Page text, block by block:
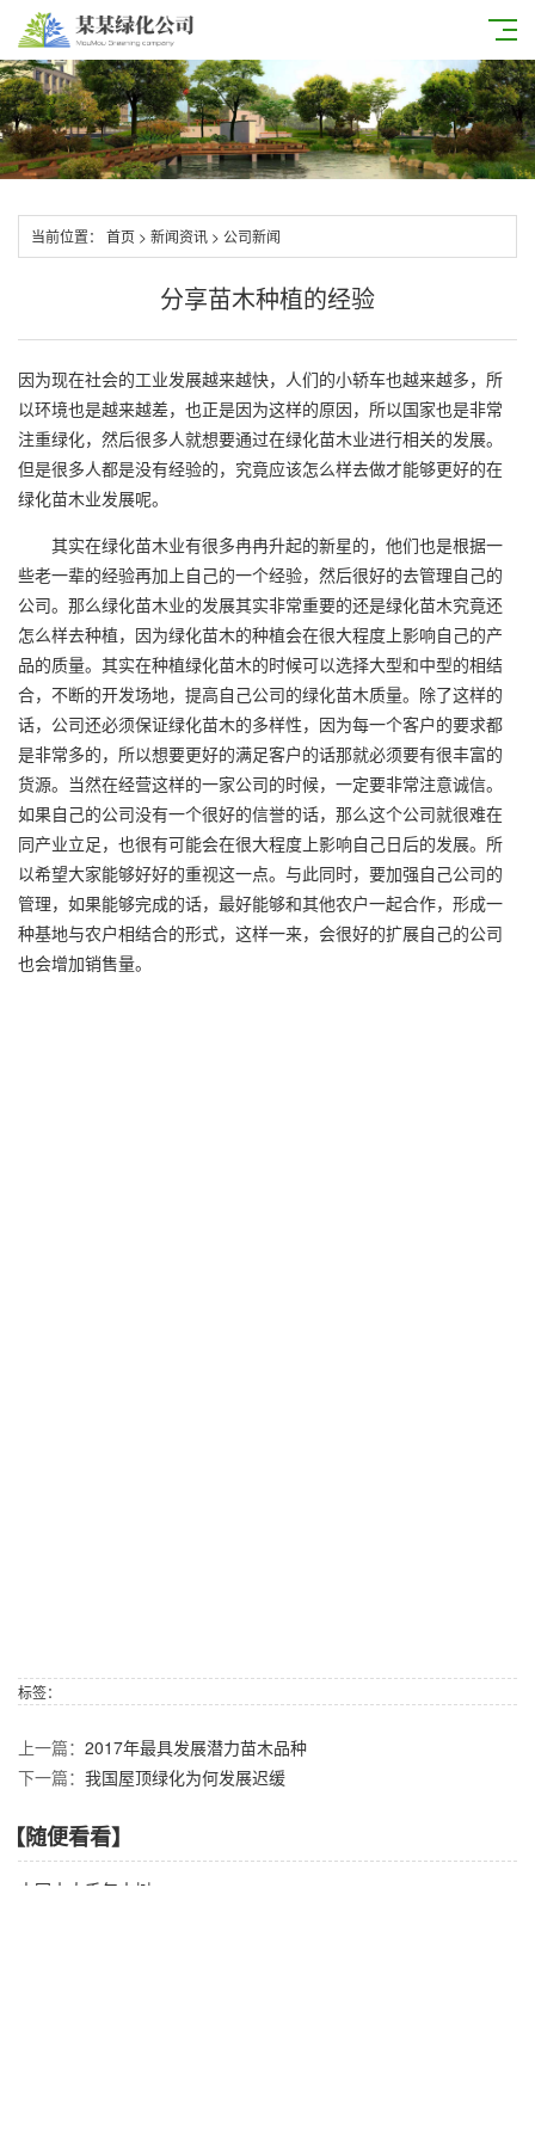
当前位置： 首页 > 新闻资讯 > 公司新闻
分享苗木种植的经验
因为现在社会的工业发展越来越快，人们的小轿车也越来越多，所
以环境也是越来越差，也正是因为这样的原因，所以国家也是非常
注重绿化，然后很多人就想要通过在绿化苗木业进行相关的发展。
但是很多人都是没有经验的，究竟应该怎么样去做才能够更好的在
绿化苗木业发展呢。
其实在绿化苗木业有很多冉冉升起的新星的，他们也是根据一
些老一辈的经验再加上自己的一个经验，然后很好的去管理自己的
公司。那么绿化苗木业的发展其实非常重要的还是绿化苗木究竟还
怎么样去种植，因为绿化苗木的种植会在很大程度上影响自己的产
品的质量。其实在种植绿化苗木的时候可以选择大型和中型的相结
合，不断的开发场地，提高自己公司的绿化苗木质量。除了这样的
话，公司还必须保证绿化苗木的多样性，因为每一个客户的要求都
是非常多的，所以想要更好的满足客户的话那就必须要有很丰富的
货源。当然在经营这样的一家公司的时候，一定要非常注意诚信。
如果自己的公司没有一个很好的信誉的话，那么这个公司就很难在
同产业立足，也很有可能会在很大程度上影响自己日后的发展。所
以希望大家能够好好的重视这一点。与此同时，要加强自己公司的
管理，如果能够完成的话，最好能够和其他农户一起合作，形成一
种基地与农户相结合的形式，这样一来，会很好的扩展自己的公司
也会增加销售量。
标签：
上一篇： 2017年最具发展潜力苗木品种
下一篇： 我国屋顶绿化为何发展迟缓
【随便看看】
中国十大千年古树